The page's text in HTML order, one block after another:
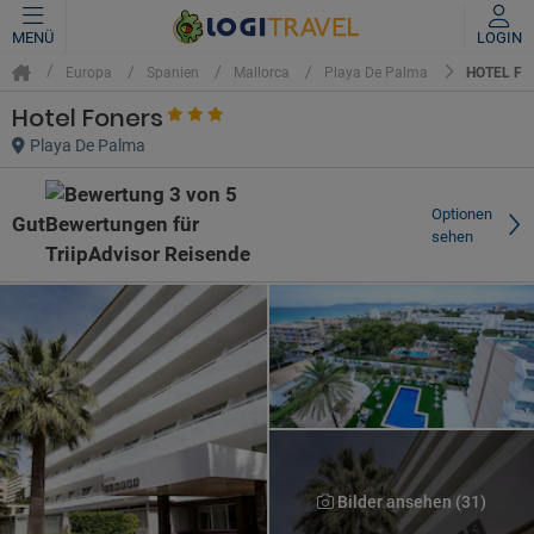
MENÜ LOGIN
Europa Spanien Mallorca Playa De Palma HOTEL
Hotel Foners
Playa De Palma
Gut
Optionen
sehen
Bilder ansehen (31)